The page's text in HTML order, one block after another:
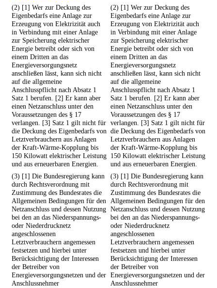
(2) [1] Wer zur Deckung des
Eigenbedarfs eine Anlage zur
Erzeugung von Elektrizität auch
in Verbindung mit einer Anlage
zur Speicherung elektrischer
Energie betreibt oder sich von
einem Dritten an das
Energieversorgungsnetz
anschließen lässt, kann sich nicht
auf die allgemeine
Anschlusspflicht nach Absatz 1
Satz 1 berufen. [2] Er kann aber
einen Netzanschluss unter den
Voraussetzungen des § 17
verlangen. [3] Satz 1 gilt nicht für
die Deckung des Eigenbedarfs von
Letztverbrauchern aus Anlagen
der Kraft-Wärme-Kopplung bis
150 Kilowatt elektrischer Leistung
und aus erneuerbaren Energien.
(2) [1] Wer zur Deckung des
Eigenbedarfs eine Anlage zur
Erzeugung von Elektrizität auch
in Verbindung mit einer Anlage
zur Speicherung elektrischer
Energie betreibt oder sich von
einem Dritten an das
Energieversorgungsnetz
anschließen lässt, kann sich nicht
auf die allgemeine
Anschlusspflicht nach Absatz 1
Satz 1 berufen. [2] Er kann aber
einen Netzanschluss unter den
Voraussetzungen des § 17
verlangen. [3] Satz 1 gilt nicht für
die Deckung des Eigenbedarfs von
Letztverbrauchern aus Anlagen
der Kraft-Wärme-Kopplung bis
150 Kilowatt elektrischer Leistung
und aus erneuerbaren Energien.
(3) [1] Die Bundesregierung kann
durch Rechtsverordnung mit
Zustimmung des Bundesrates die
Allgemeinen Bedingungen für den
Netzanschluss und dessen Nutzung
bei den an das Niederspannungs-
oder Niederdrucknetz
angeschlossenen
Letztverbrauchern angemessen
festsetzen und hierbei unter
Berücksichtigung der Interessen
der Betreiber von
Energieversorgungsnetzen und der
Anschlussnehmer
(3) [1] Die Bundesregierung kann
durch Rechtsverordnung mit
Zustimmung des Bundesrates die
Allgemeinen Bedingungen für den
Netzanschluss und dessen Nutzung
bei den an das Niederspannungs-
oder Niederdrucknetz
angeschlossenen
Letztverbrauchern angemessen
festsetzen und hierbei unter
Berücksichtigung der Interessen
der Betreiber von
Energieversorgungsnetzen und der
Anschlussnehmer